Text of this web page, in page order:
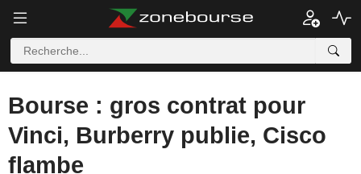
Bourse : gros contrat pour
Vinci, Burberry publie, Cisco
flambe